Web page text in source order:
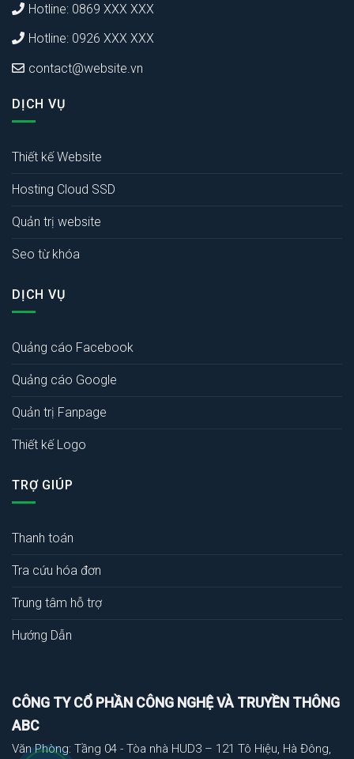
Hotline: 0869 XXX XXX
Hotline: 0926 XXX XXX
contact@website.vn
DỊCH VỤ
Thiết kế Website
Hosting Cloud SSD
Quản trị website
Seo từ khóa
DỊCH VỤ
Quảng cáo Facebook
Quảng cáo Google
Quản trị Fanpage
Thiết kế Logo
TRỢ GIÚP
Thanh toán
Tra cứu hóa đơn
Trung tâm hỗ trợ
Hướng Dẫn
CÔNG TY CỔ PHẦN CÔNG NGHỆ VÀ TRUYỀN THÔNG
ABC
Văn Phòng: Tầng 04 - Tòa nhà HUD3 – 121 Tô Hiệu, Hà Đông,